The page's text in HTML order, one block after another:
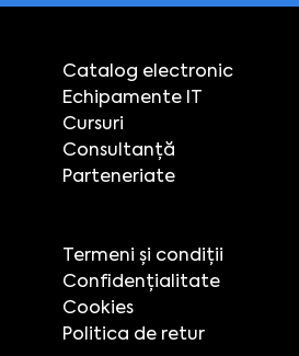
Catalog electronic
Echipamente IT
Cursuri
Consultanță
Parteneriate
Termeni și condiții
Confidențialitate
Cookies
Politica de retur